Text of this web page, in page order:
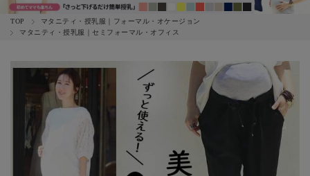
TOP
マタニティ・授乳服｜フォーマル・オケージョン
マタニティ・授乳服｜セミフォーマル・オフィス